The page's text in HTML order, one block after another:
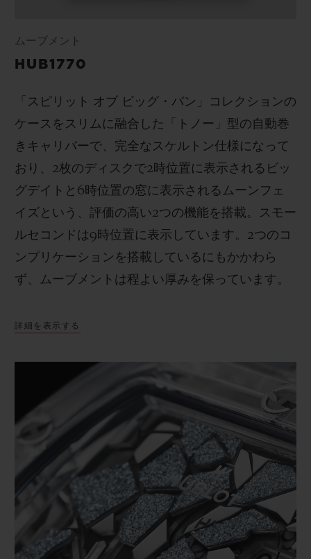
ムーブメント
HUB1770
「スピリット オブ ビッグ・バン」コレクションの
ケースをスリムに融合した「トノー」型の自動巻
きキャリバーで、完全なスケルトン仕様になって
おり、 2枚のディスクで2時位置に表示されるビッ
グデイトと 6時位置の窓に表示されるムーンフェ
イズという、評価の高い2つの機能を搭載。スモー
ルセコンドは9時位置に表示しています。 2つのコ
ンプリケーションを搭載しているにもかかわら
ず、ムーブメントは程よい厚みを保っています。
詳細を表示する